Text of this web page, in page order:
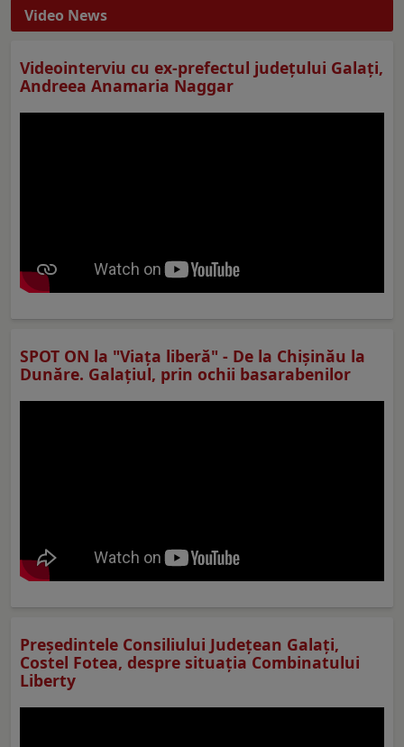
Video News
Videointerviu cu ex-prefectul judeţului Galaţi,
Andreea Anamaria Naggar
SPOT ON la "Viaţa liberă" - De la Chișinău la
Dunăre. Galațiul, prin ochii basarabenilor
Preşedintele Consiliului Judeţean Galaţi,
Costel Fotea, despre situaţia Combinatului
Liberty